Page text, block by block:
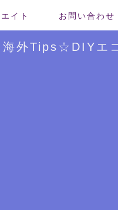
イト お問い合わせ
海外Tips☆DIYエ